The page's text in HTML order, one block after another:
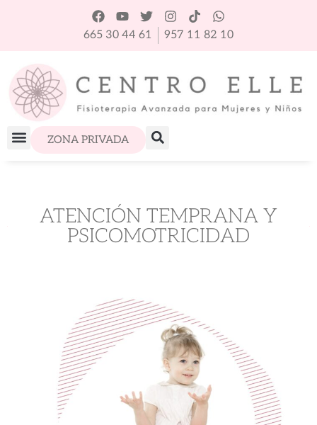
665 30 44 61 957 11 82 10
ZONA PRIVADA
ATENCIÓN TEMPRANA Y
PSICOMOTRICIDAD